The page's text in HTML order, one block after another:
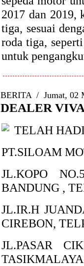
2017 dan 2019,
tiga, sesuai
roda tiga,
untuk
BERITA / Jumat, 02
DEALER
TELAH
PT.SILOAM
JL.KOPO
BANDUNG ,
JL.IR.H
CIREBON,
JL.PASAR